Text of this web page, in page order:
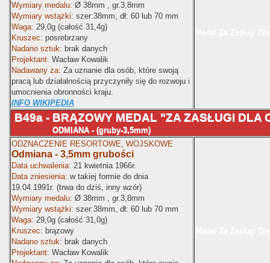
Wymiary medalu: Ø 38mm , gr.3,8mm
Wymiary wstążki: szer:38mm, dł: 60 lub 70 mm
Waga: 29,0g (całość 31,4g)
Kruszec: posrebrzany
Nadano sztuk: brak danych
Projektant: Wacław Kowalik
Nadawany za: Za uznanie dla osób, które swoją
pracą lub działalnością przyczyniły się do rozwoju i
umocnienia obronności kraju.
INFO WIKIPEDIA
B49a - BRĄZOWY MEDAL "ZA ZASŁUGI DLA
ODMIANA - (gruby-3,5mm)
ODZNACZENIE RESORTOWE, WOJSKOWE
Odmiana - 3,5mm grubości
Data uchwalenia: 21 kwietnia 1966r.
Data zniesienia: w takiej formie do dnia
19.04.1991r. (trwa do dziś, inny wzór)
Wymiary medalu: Ø 38mm , gr.3,8mm
Wymiary wstążki: szer:38mm, dł: 60 lub 70 mm
Waga: 29,0g (całość 31,0g)
Kruszec: brązowy
Nadano sztuk: brak danych
Projektant: Wacław Kowalik